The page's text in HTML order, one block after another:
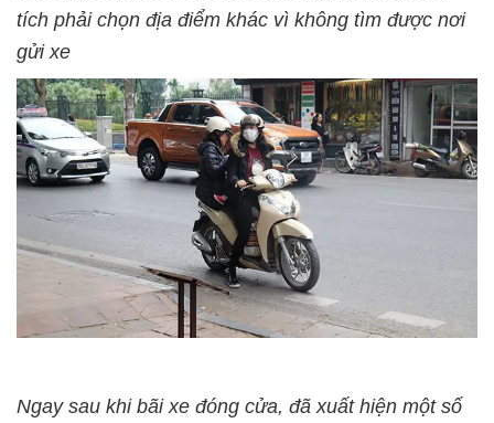
tích phải chọn địa điểm khác vì không tìm được nơi
gửi xe
Ngay sau khi bãi xe đóng cửa, đã xuất hiện một số